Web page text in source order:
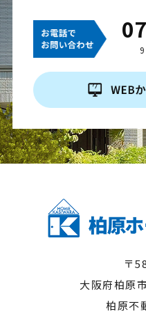
9
〒
大阪府柏原
柏原不